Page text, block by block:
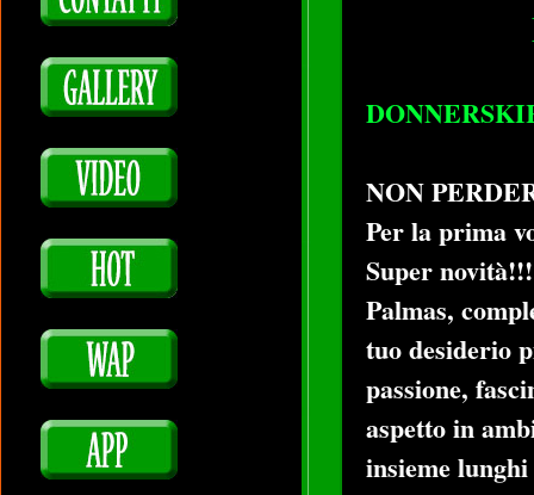
NON
Per la prima
Super
Palmas,
tuo desiderio
passione,
aspetto in
insieme